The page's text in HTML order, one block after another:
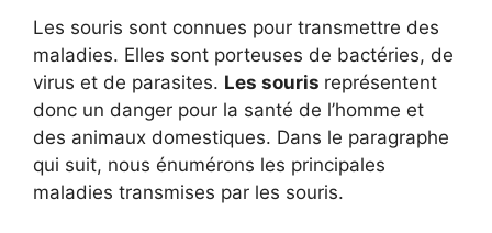
Les souris sont connues pour transmettre des
maladies. Elles sont porteuses de bactéries, de
virus et de parasites. Les souris représentent
donc un danger pour la santé de l’homme et
des animaux domestiques. Dans le paragraphe
qui suit, nous énumérons les principales
maladies transmises par les souris.